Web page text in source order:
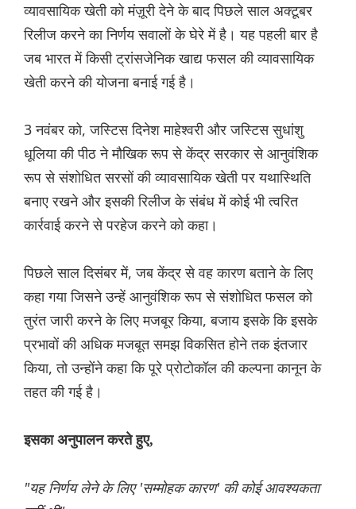
व्यावसायिक खेती को मंज़ूरी देने के बाद पिछले साल अक्टूबर
रिलीज करने का निर्णय सवालों के घेरे में है। यह पहली बार है
जब भारत में किसी ट्रांसजेनिक खाद्य फसल की व्यावसायिक
खेती करने की योजना बनाई गई है।
3 नवंबर को, जस्टिस दिनेश माहेश्वरी और जस्टिस सुधांशु
धूलिया की पीठ ने मौखिक रूप से केंद्र सरकार से आनुवंशिक
रूप से संशोधित सरसों की व्यावसायिक खेती पर यथास्थिति
बनाए रखने और इसकी रिलीज के संबंध में कोई भी त्वरित
कार्रवाई करने से परहेज करने को कहा।
पिछले साल दिसंबर में, जब केंद्र से वह कारण बताने के लिए
कहा गया जिसने उन्हें आनुवंशिक रूप से संशोधित फसल को
तुरंत जारी करने के लिए मजबूर किया, बजाय इसके कि इसके
प्रभावों की अधिक मजबूत समझ विकसित होने तक इंतजार
किया, तो उन्होंने कहा कि पूरे प्रोटोकॉल की कल्पना कानून के
तहत की गई है।
इसका अनुपालन करते हुए,
"यह निर्णय लेने के लिए 'सम्मोहक कारण' की कोई आवश्यकता